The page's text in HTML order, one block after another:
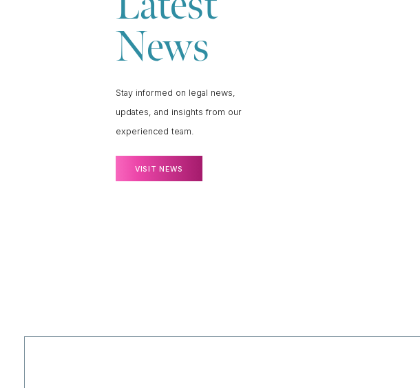
News
Stay informed on legal news,
updates, and insights from our
experienced team.
VISIT NEWS